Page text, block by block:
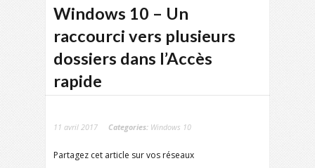
Windows 10 – Un
raccourci vers plusieurs
dossiers dans l’Accès
rapide
11 avril 2017 Categories: Windows 10
Partagez cet article sur vos réseaux